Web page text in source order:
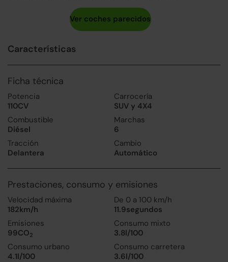
Características
Ficha técnica
Potencia
110CV
Carrocería
SUV y 4X4
Combustible
Diésel
Marchas
6
Tracción
Delantera
Cambio
Automático
Prestaciones, consumo y emisiones
Velocidad máxima
182km/h
De 0 a 100 km/h
11.9segundos
Emisiones
99CO2
Consumo mixto
3.8l/100
Consumo urbano
4.1l/100
Consumo carretera
3.6l/100